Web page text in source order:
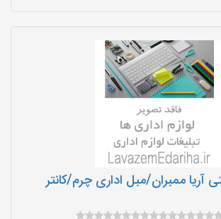
آریا ممبران/مبل اداری چرم/کانتر